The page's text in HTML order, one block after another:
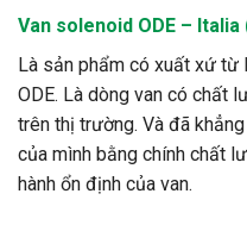
Van solenoid ODE –
Là sản phẩm có xuất xứ từ
ODE. Là dòng van có chất
trên thị trường. Và đã
của mình bằng chính chất
hành ổn định của van.